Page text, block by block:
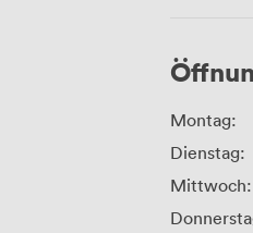
Montag:
Dienstag:
Mittwoch: